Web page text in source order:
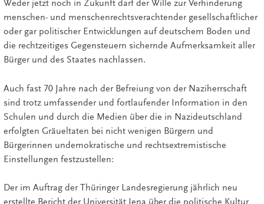
Weder jetzt noch in Zukunft darf der Wille zur Verhinderung
menschen- und menschenrechtsverachtender gesellschaftlicher
oder gar politischer Entwicklungen auf deutschem Boden und
die rechtzeitiges Gegensteuern sichernde Aufmerksamkeit aller
Bürger und des Staates nachlassen.
Auch fast 70 Jahre nach der Befreiung von der Naziherrschaft
sind trotz umfassender und fortlaufender Information in den
Schulen und durch die Medien über die in Nazideutschland
erfolgten Gräueltaten bei nicht wenigen Bürgern und
Bürgerinnen undemokratische und rechtsextremistische
Einstellungen festzustellen:
Der im Auftrag der Thüringer Landesregierung jährlich neu
erstellte Bericht der Universität Jena über die politische Kultur